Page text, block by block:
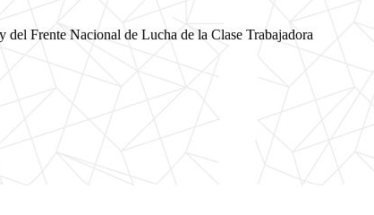
Frente Nacional de Lucha de la Clase Trabajadora